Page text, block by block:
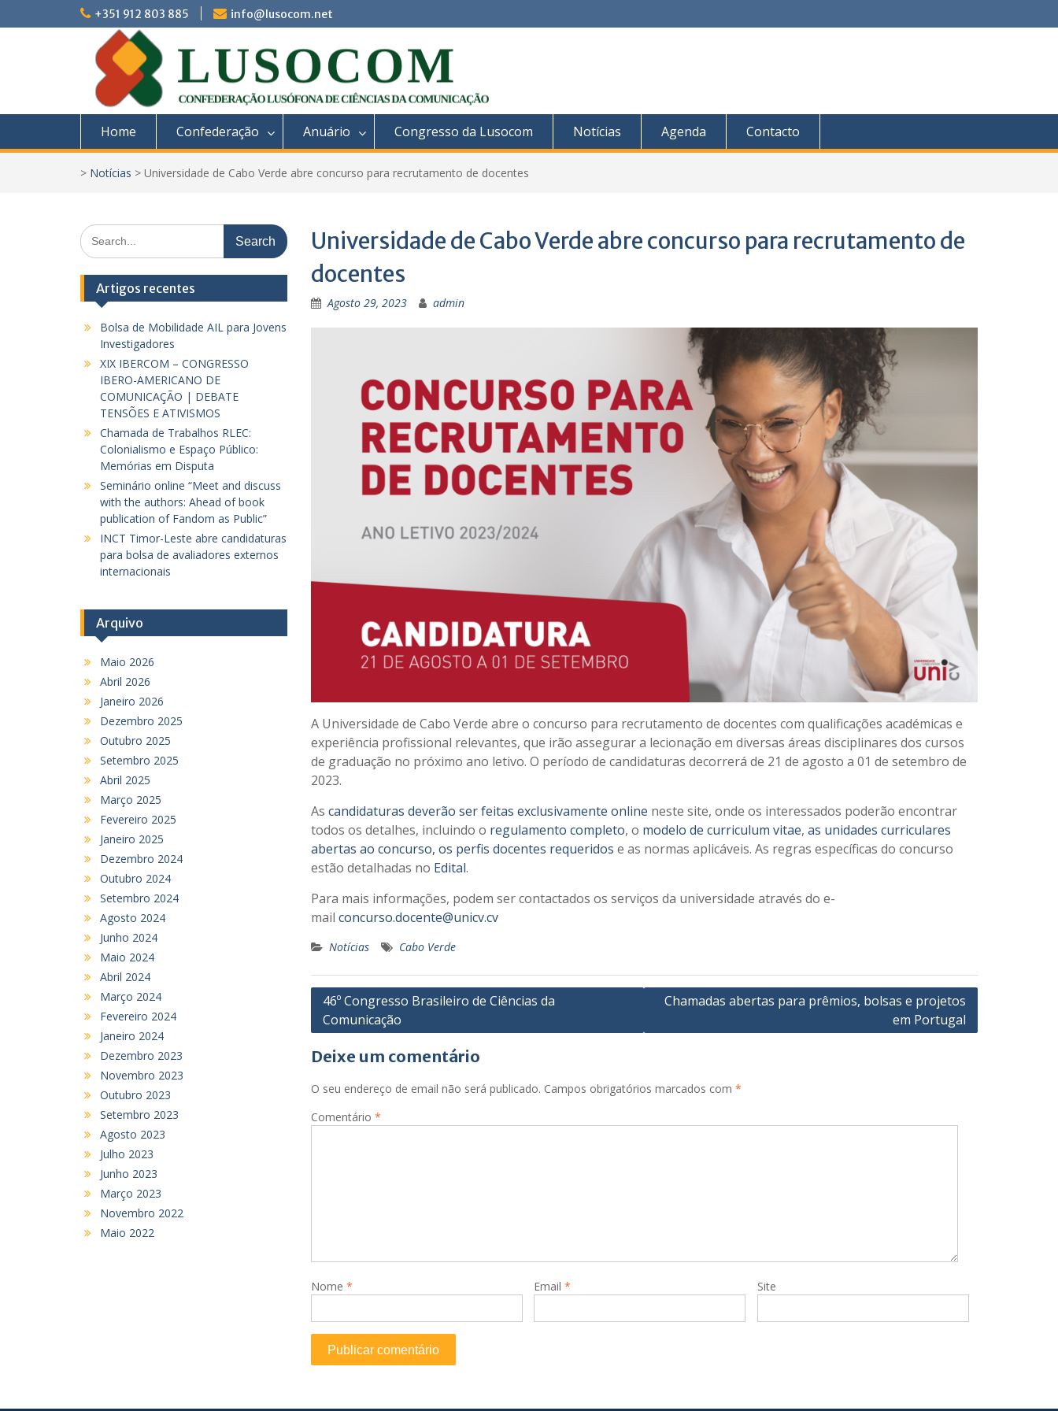
to
+351 912 803 885 info@lusocom.net
Home Confederação Anuário Congresso da Lusocom Notícias Agenda Contacto
> Notícias > Universidade de Cabo Verde abre concurso para recrutamento de docentes
Universidade de Cabo Verde abre concurso para recrutamento de
docentes
Agosto 29, 2023 admin
A Universidade de Cabo Verde abre o concurso para recrutamento de docentes com qualificações académicas e
experiência profissional relevantes, que irão assegurar a lecionação em diversas áreas disciplinares dos cursos
de graduação no próximo ano letivo. O período de candidaturas decorrerá de 21 de agosto a 01 de setembro de
2023.
As candidaturas deverão ser feitas exclusivamente online neste site, onde os interessados poderão encontrar
todos os detalhes, incluindo o regulamento completo, o modelo de curriculum vitae, as unidades curriculares
abertas ao concurso, os perfis docentes requeridos e as normas aplicáveis. As regras específicas do concurso
estão detalhadas no Edital.
Para mais informações, podem ser contactados os serviços da universidade através do e-
mail concurso.docente@unicv.cv
Notícias Cabo Verde
Navegação
de
artigos
46º Congresso Brasileiro de Ciências da
Comunicação
Chamadas abertas para prêmios, bolsas e projetos
em Portugal
Deixe um comentário
O seu endereço de email não será publicado. Campos obrigatórios marcados com *
Comentário *
Nome * Email* Site
Search
for:
Artigos recentes
Bolsa de Mobilidade AIL para Jovens
Investigadores
XIX IBERCOM – CONGRESSO
IBERO-AMERICANO DE
COMUNICAÇÃO | DEBATE
TENSÕES E ATIVISMOS
Chamada de Trabalhos RLEC:
Colonialismo e Espaço Público:
Memórias em Disputa
Seminário online “Meet and discuss
with the authors: Ahead of book
publication of Fandom as Public”
INCT Timor-Leste abre candidaturas
para bolsa de avaliadores externos
internacionais
Arquivo
Maio 2026
Abril 2026
Janeiro 2026
Dezembro 2025
Outubro 2025
Setembro 2025
Abril 2025
Março 2025
Fevereiro 2025
Janeiro 2025
Dezembro 2024
Outubro 2024
Setembro 2024
Agosto 2024
Junho 2024
Maio 2024
Abril 2024
Março 2024
Fevereiro 2024
Janeiro 2024
Dezembro 2023
Novembro 2023
Outubro 2023
Setembro 2023
Agosto 2023
Julho 2023
Junho 2023
Março 2023
Novembro 2022
Maio 2022